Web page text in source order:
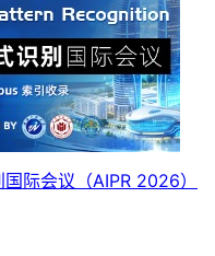
际会议 （AIPR 2026）